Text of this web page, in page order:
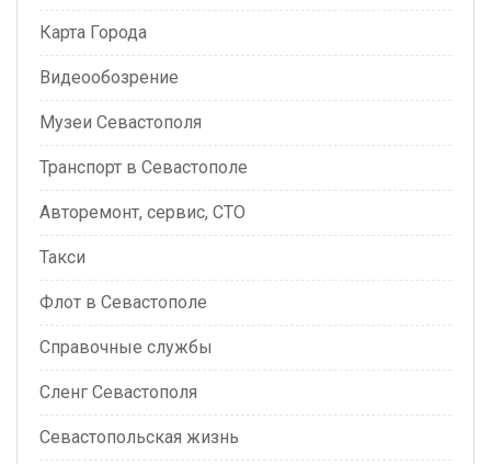
Карта Города
Видеообозрение
Музеи Севастополя
Транспорт в Севастополе
Авторемонт, сервис, СТО
Такси
Флот в Севастополе
Справочные службы
Сленг Севастополя
Севастопольская жизнь